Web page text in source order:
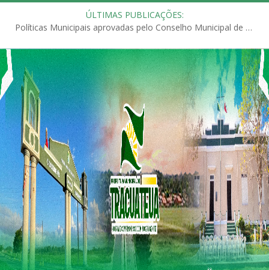
ÚLTIMAS PUBLICAÇÕES:
Políticas Municipais aprovadas pelo Conselho Municipal de Educação (CME)